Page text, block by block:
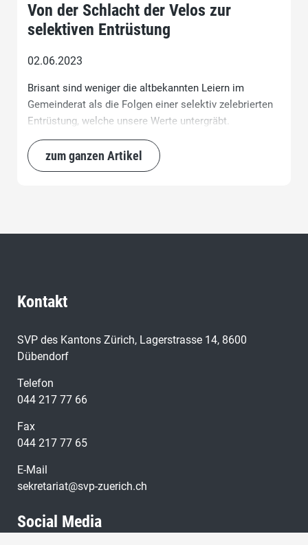
Von der Schlacht der Velos zur
selektiven Entrüstung
02.06.2023
Brisant sind weniger die altbekannten Leiern im
Gemeinderat als die Folgen einer selektiv zelebrierten
Entrüstung, welche unsere Werte untergräbt.
zum ganzen Artikel
Kontakt
SVP des Kantons Zürich, Lagerstrasse 14, 8600
Dübendorf
Telefon
044 217 77 66
Fax
044 217 77 65
E-Mail
sekretariat@svp-zuerich.ch
Social Media